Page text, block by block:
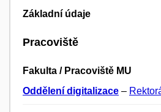
Základní údaje
Pracoviště
Fakulta / Pracoviště MU
Oddělení digitalizace –